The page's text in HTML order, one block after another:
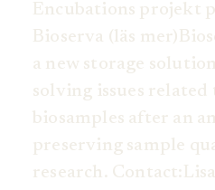
Encubations projekt
Bioserva (läs
a new storage
solving issues
biosamples after an
preserving sample
research.